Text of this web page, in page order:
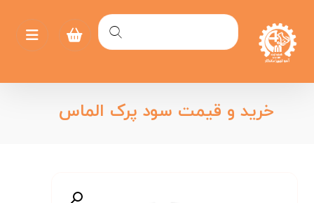
خرید و قیمت سود پرک الماس